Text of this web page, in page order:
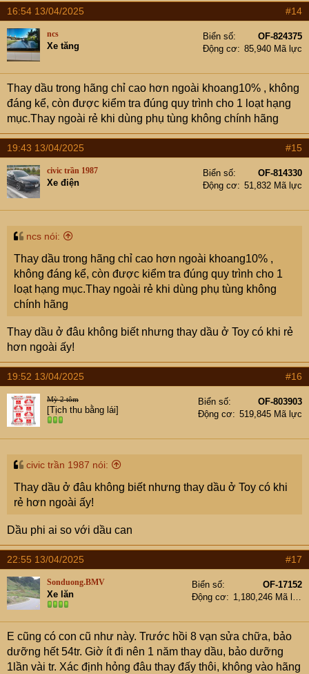
16:54 13/04/2025 #14
ncs
Xe tăng
Biển số
OF-824375
Động cơ
85,940 Mã lực
Thay dầu trong hãng chỉ cao hơn ngoài khoang10% , không
đáng kể, còn được kiểm tra đúng quy trình cho 1 loạt hạng
mục.Thay ngoài rẻ khi dùng phụ tùng không chính hãng
19:43 13/04/2025 #15
civic trần 1987
Xe điện
Biển số
OF-814330
Động cơ
51,832 Mã lực
ncs nói:
Thay dầu trong hãng chỉ cao hơn ngoài khoang10% ,
không đáng kể, còn được kiểm tra đúng quy trình cho 1
loạt hạng mục.Thay ngoài rẻ khi dùng phụ tùng không
chính hãng
Thay dầu ở đâu không biết nhưng thay dầu ở Toy có khi rẻ
hơn ngoài ấy!
19:52 13/04/2025 #16
Mỳ 2 tôm
[Tịch thu bằng lái]
Biển số
OF-803903
Động cơ
519,845 Mã lực
civic trần 1987 nói:
Thay dầu ở đâu không biết nhưng thay dầu ở Toy có khi
rẻ hơn ngoài ấy!
Dầu phi ai so với dầu can
22:55 13/04/2025 #17
Sonduong.BMV
Xe lăn
Biển số
OF-17152
Động cơ
1,180,246 Mã lực
E cũng có con cũ như này. Trước hồi 8 vạn sửa chữa, bảo
dưỡng hết 54tr. Giờ ít đi nên 1 năm thay dầu, bảo dưỡng
1lần vài tr. Xác định hỏng đâu thay đấy thôi, không vào hãng